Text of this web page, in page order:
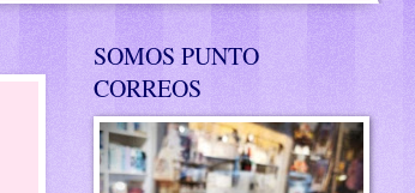
SOMOS PUNTO
CORREOS